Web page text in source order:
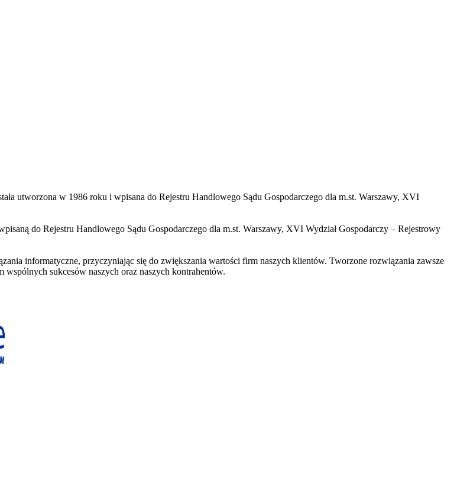
utworzona w 1986 roku i wpisana do Rejestru Handlowego Sądu Gospodarczego dla m.st. Warszawy, XVI
do Rejestru Handlowego Sądu Gospodarczego dla m.st. Warszawy, XVI Wydział Gospodarczy – Rejestrowy
informatyczne, przyczyniając się do zwiększania wartości firm naszych klientów. Tworzone rozwiązania zawsze
wspólnych sukcesów naszych oraz naszych kontrahentów.